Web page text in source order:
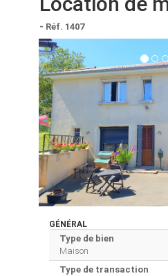
- Réf. 1407
GÉNÉRAL
Type de bien
Maison
Type de transaction